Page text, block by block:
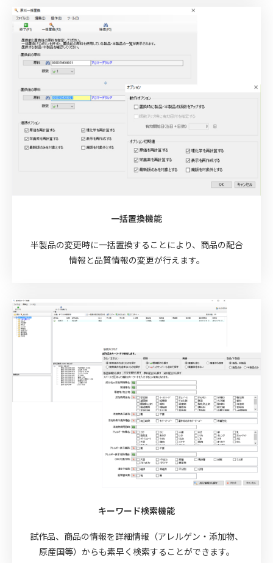
一括置換機能
半製品の変更時に一括置換することにより、商品の配合
情報と品質情報の変更が行えます。
キーワード検索機能
試作品、商品の情報を詳細情報（アレルゲン・添加物、
原産国等）からも素早く検索することができます。